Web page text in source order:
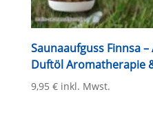
Saunaaufguss Finnsa
Duftöl Aromatherapie
9,95 € inkl. Mwst.